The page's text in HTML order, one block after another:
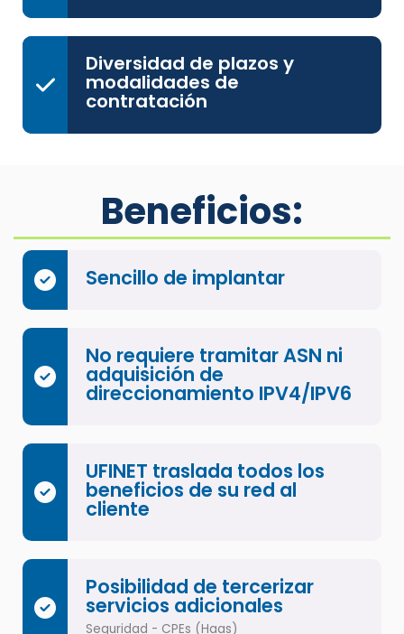
Diversidad de plazos y
modalidades de
contratación
Beneficios:
Sencillo de implantar
No requiere tramitar ASN ni
adquisición de
direccionamiento IPV4/IPV6
UFINET traslada todos los
beneficios de su red al
cliente
Posibilidad de tercerizar
servicios adicionales
Seguridad - CPEs (Haas)